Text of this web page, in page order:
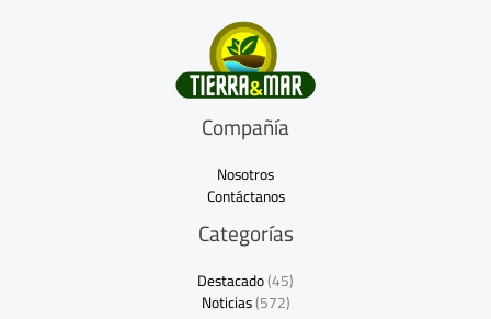
Compañía
Nosotros
Contáctanos
Categorías
Destacado(45)
Noticias(572)